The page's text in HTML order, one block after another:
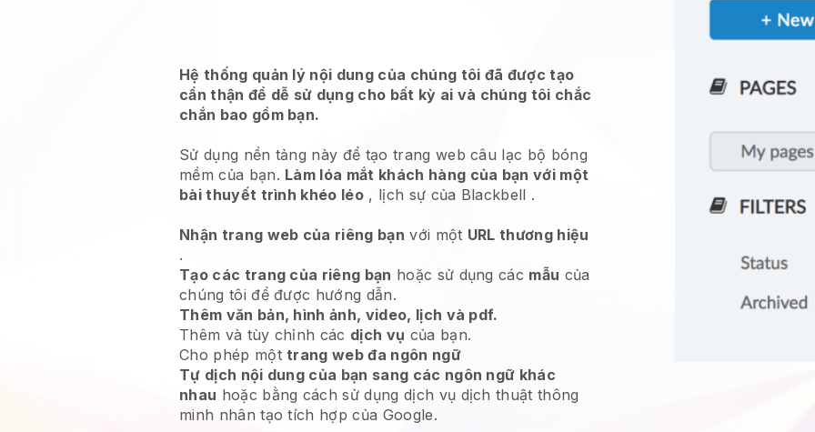
Hệ thống quản lý nội dung của chúng tôi đã được tạo
cẩn thận để dễ sử dụng cho bất kỳ ai và chúng tôi chắc
chắn bao gồm bạn.
Sử dụng nền tảng này để tạo trang web câu lạc bộ bóng
mềm của bạn. Làm lóa mắt khách hàng của bạn với một
bài thuyết trình khéo léo , lịch sự của Blackbell .
Nhận trang web của riêng bạn với một URL thương hiệu
.
Tạo các trang của riêng bạn hoặc sử dụng các mẫu của
chúng tôi để được hướng dẫn.
Thêm văn bản, hình ảnh, video, lịch và pdf.
Thêm và tùy chỉnh các dịch vụ của bạn.
Cho phép mộttrang web đa ngôn ngữ
Tự dịch nội dung của bạn sang các ngôn ngữ khác
nhau hoặc bằng cách sử dụng dịch vụ dịch thuật thông
minh nhân tạo tích hợp của Google.